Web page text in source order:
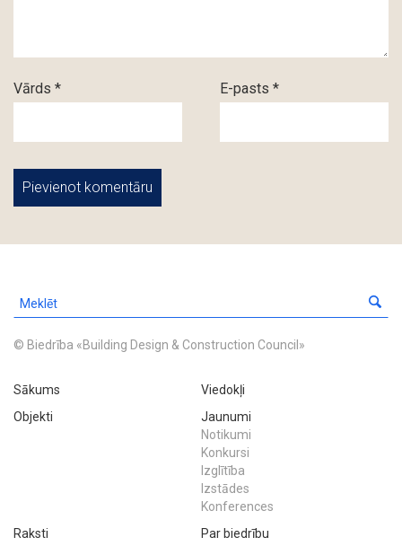
Vārds * E-pasts *
© Biedrība «Building Design & Construction Council»
Sākums
Viedokļi
Objekti
Jaunumi
Notikumi
Konkursi
Izglītība
Izstādes
Konferences
Raksti
Par biedrību